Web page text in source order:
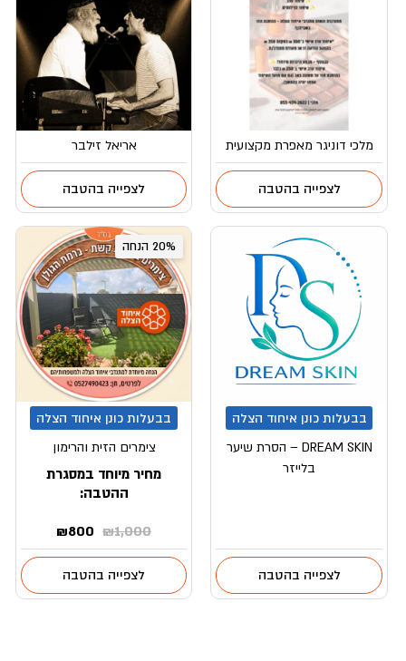
מלכי דוניגר מאפרת מקצועית
לצפייה בהטבה
אריאל זילבר
לצפייה בהטבה
בבעלות כונן איחוד הצלה
DREAM SKIN – הסרת שיער
בלייזר
לצפייה בהטבה
20% הנחה
בבעלות כונן איחוד הצלה
צימרים הזית והרימון
מחיר מיוחד במסגרת
ההטבה:
₪1,000
המחיר
המקורי
היה:
₪800
הנוכחי
₪800.
לצפייה בהטבה